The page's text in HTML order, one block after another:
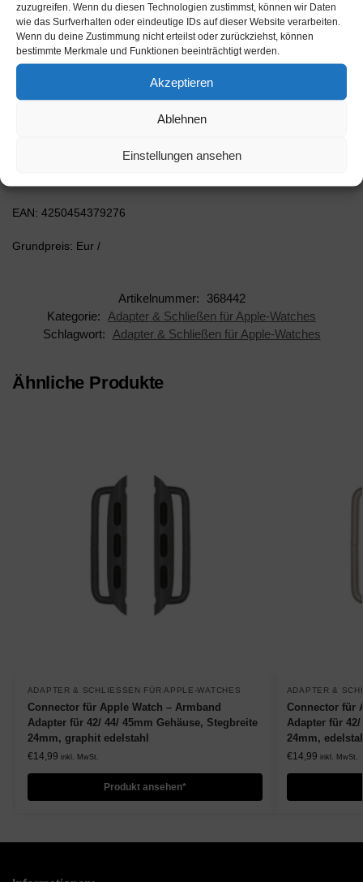
zuzugreifen. Wenn du diesen Technologien zustimmst, können wir Daten
wie das Surfverhalten oder eindeutige IDs auf dieser Website verarbeiten.
Wenn du deine Zustimmung nicht erteilst oder zurückziehst, können
bestimmte Merkmale und Funktionen beeinträchtigt werden.
Akzeptieren
Ablehnen
Einstellungen ansehen
Beschreibung
Dornschließe passend für Apple Watch Armbänder, Ultra titan
EAN: 4250454379276
Grundpreis: Eur /
Artikelnummer:
368442
Kategorie:
Adapter & Schließen für Apple-Watches
Schlagwort:
Adapter & Schließen für Apple-Watches
Ähnliche Produkte
ADAPTER & SCHLIESSEN FÜR APPLE-WATCHES
Connector für Apple Watch – Armband
Adapter für 42/ 44/ 45mm Gehäuse, Stegbreite
24mm, graphit edelstahl
€14,99 inkl. MwSt.
Produkt ansehen*
ADAPTER &
Connector für
Adapter für
24mm,
€14,99 inkl. MwSt.